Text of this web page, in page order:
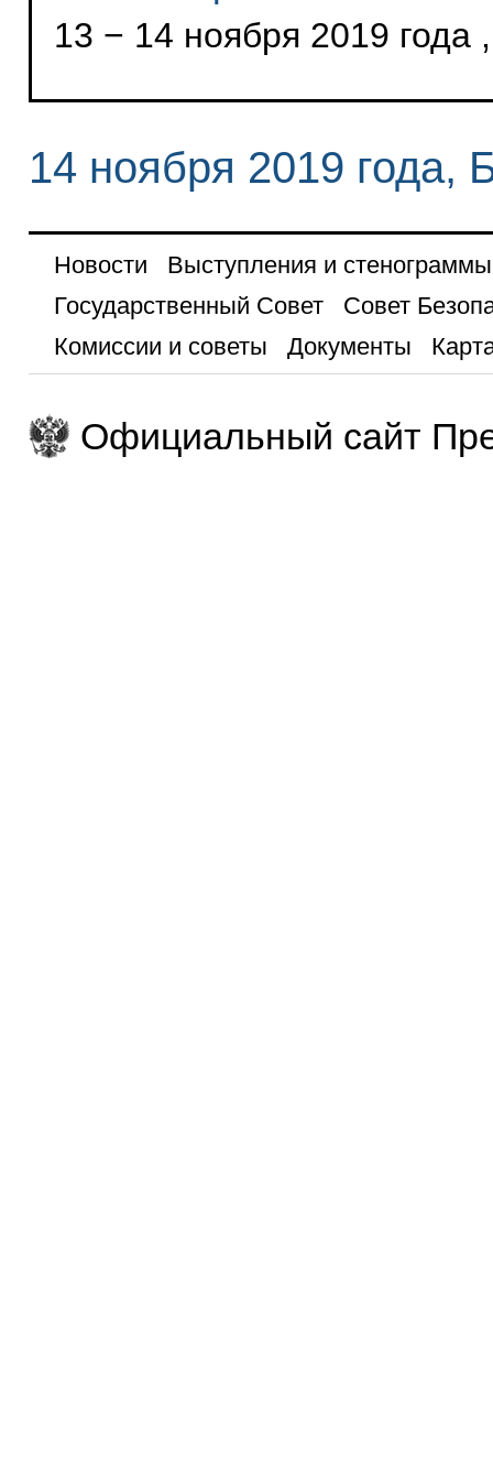
13 − 14 ноября 2019 года
14 ноября 2019 года,
Новости
Выступления и стенограммы
Государственный Совет
Совет
Комиссии и советы
Документы
Официальный сайт